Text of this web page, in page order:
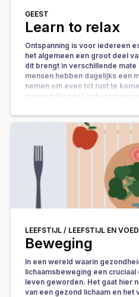
GEEST
Learn to relax
Ontspanning is voor iedereen
het algemeen een groot deel
dit brengt in verschillende
mensen hebben dagelijks een
nemen om even tot rust te
mensen die veel last ervaren
LEEFSTIJL / LEEFSTIJL EN
Beweging
In een wereld waarin
lichaamsbeweging een
leven geworden. Het gaat hier
van een gezond lichaam en het